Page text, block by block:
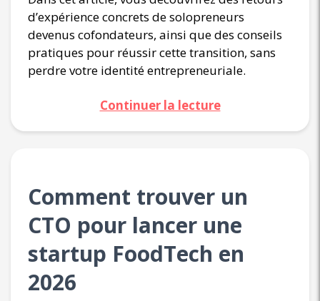
d’expérience concrets de solopreneurs
devenus cofondateurs, ainsi que des conseils
pratiques pour réussir cette transition, sans
perdre votre identité entrepreneuriale.
Continuer la lecture
Comment trouver un
CTO pour lancer une
startup FoodTech en
2026